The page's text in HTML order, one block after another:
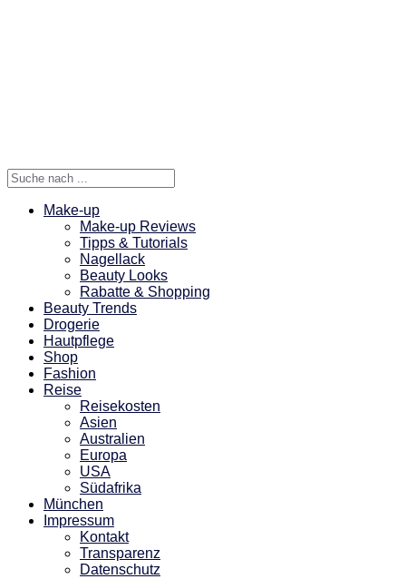
Make-up
Make-up Reviews
Tipps & Tutorials
Nagellack
Beauty Looks
Rabatte & Shopping
Beauty Trends
Drogerie
Hautpflege
Shop
Fashion
Reise
Reisekosten
Asien
Australien
Europa
USA
Südafrika
München
Impressum
Kontakt
Transparenz
Datenschutz